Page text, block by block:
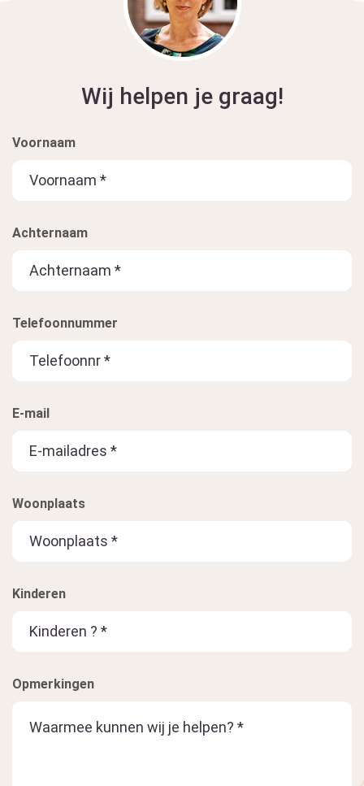
Wij helpen je graag!
Voornaam
Achternaam
Telefoonnummer
E-mail
Woonplaats
Kinderen
Opmerkingen